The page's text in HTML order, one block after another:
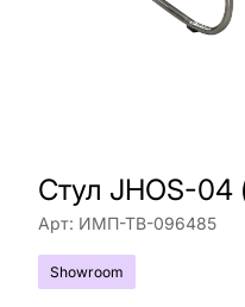
Стул JHOS-
Арт: ИМП-ТВ-096485
Showroom